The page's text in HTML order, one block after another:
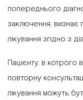
попереднього
заключення, визнає
лікування згідно з
Пацієнту, в котрого
повторну
лікування можуть